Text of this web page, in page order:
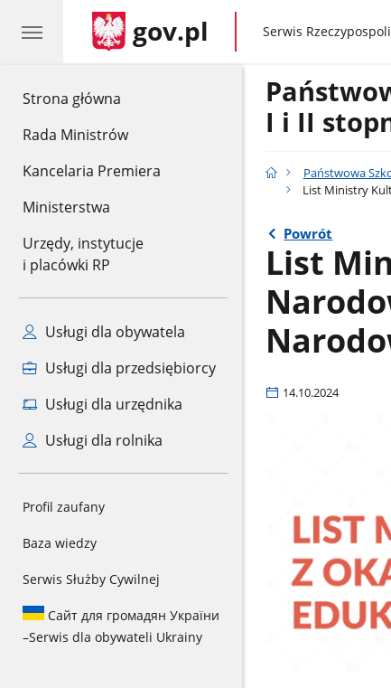
Strona główna
Rada Ministrów
Kancelaria Premiera
Ministerstwa
Urzędy, instytucje
i placówki RP
Usługi dla obywatela
Usługi dla przedsiębiorcy
Usługi dla urzędnika
Usługi dla rolnika
Profil zaufany
Baza wiedzy
Serwis Służby Cywilnej
Сайт для громадян України
–Serwis dla obywateli Ukrainy
gov.pl gov.pl
Serwis
I i II
Państwowa
List Ministry
Powrót
List
14.10.2024